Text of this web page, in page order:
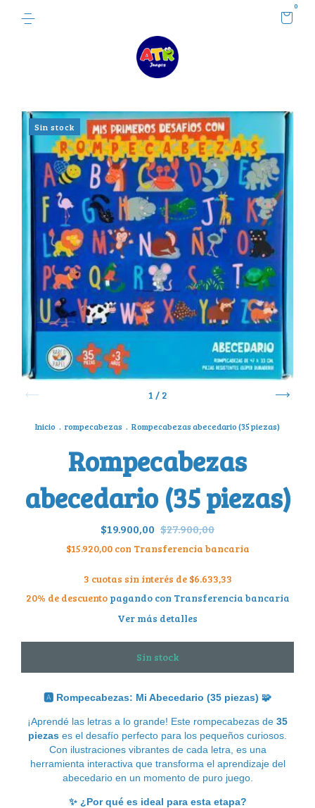
0
Sin stock
1 / 2
Inicio . rompecabezas . Rompecabezas abecedario (35 piezas)
Rompecabezas
abecedario (35 piezas)
$19.900,00 $27.900,00
$15.920,00 con Transferencia bancaria
3 cuotas sin interés de $6.633,33
20% de descuentopagando con Transferencia bancaria
Ver más detalles
🅰 ️ Rompecabezas: Mi Abecedario (35 piezas) 🧩
¡Aprendé las letras a lo grande! Este rompecabezas de 35
piezas es el desafío perfecto para los pequeños curiosos.
Con ilustraciones vibrantes de cada letra, es una
herramienta interactiva que transforma el aprendizaje del
abecedario en un momento de puro juego.
✨¿Por qué es ideal para esta etapa?